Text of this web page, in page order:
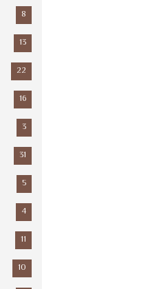
8
13
22
16
3
31
5
4
11
10